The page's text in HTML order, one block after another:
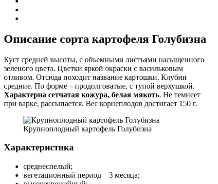
Описание сорта картофеля Голубизна
Куст средней высоты, с объемными листьями насыщенного
зеленого цвета. Цветки яркой окраски с васильковым
отливом. Отсюда походит название картошки. Клубни
средние. По форме – продолговатые, с тупой верхушкой.
Характерна сетчатая кожура, белая мякоть. Не темнеет
при варке, рассыпается. Вес корнеплодов достигает 150 г.
Крупноплодный картофель Голубизна
Характеристика
среднеспелый;
вегетационный период – 3 месяца;